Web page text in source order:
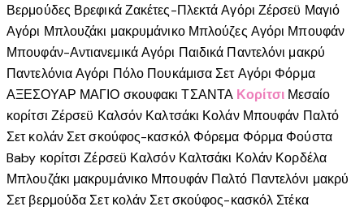
Βερμούδες Βρεφικά Ζακέτες-Πλεκτά Αγόρι Ζέρσεϋ Μαγιό
Αγόρι Μπλουζάκι μακρυμάνικο Μπλούζες Αγόρι Μπουφάν
Μπουφάν-Αντιανεμικά Αγόρι Παιδικά Παντελόνι μακρύ
Παντελόνια Αγόρι Πόλο Πουκάμισα Σετ Αγόρι Φόρμα
ΑΞΕΣΟΥΑΡ ΜΑΓΙΟ σκουφακι ΤΣΑΝΤΑ Κορίτσι Μεσαίο
κορίτσι Ζέρσεϋ Καλσόν Καλτσάκι Κολάν Μπουφάν Παλτό
Σετ κολάνΣετ σκούφος-κασκόλ Φόρεμα Φόρμα Φούστα
Baby κορίτσι Ζέρσεϋ Καλσόν Καλτσάκι Κολάν Κορδέλα
Μπλουζάκι μακρυμάνικο Μπουφάν Παλτό Παντελόνι μακρύ
Σετ βερμούδα Σετ κολάν Σετ σκούφος-κασκόλ Στέκα